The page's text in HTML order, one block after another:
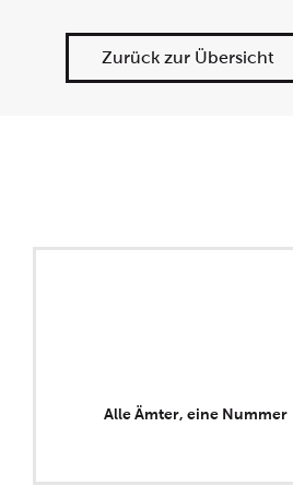
Zurück zur Übersicht
Alle Ämter, eine Nummer